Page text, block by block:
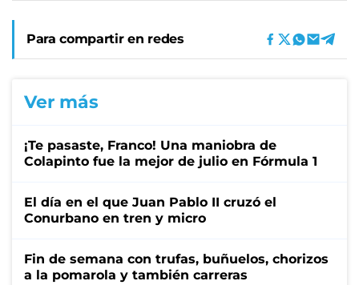
Para compartir en redes
Ver más
¡Te pasaste, Franco! Una maniobra de
Colapinto fue la mejor de julio en Fórmula 1
El día en el que Juan Pablo II cruzó el
Conurbano en tren y micro
Fin de semana con trufas, buñuelos, chorizos
a la pomarola y también carreras